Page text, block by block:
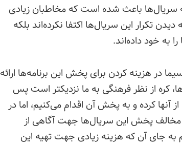
سریال‌ها باعث شده است که مخاطبان زیادی
دیدن تکرار این سریال‌‌ها اکتفا نکرده‌‌اند بلکه
به خود داده‌‌اند.
در هزینه کردن برای پخش این برنامه‌‌ها ارائه
کره از نظر فرهنگی به ما نزدیکتر است پس
آنها کرده و به پخش آن اقدام می‌کنیم، اما در
پخش این سریال‌ها جهت آگاهی از
به جای آن که هزینه زیادی جهت تهیه این